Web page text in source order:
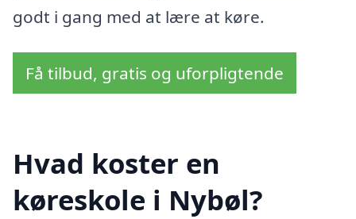
godt i gang med at lære at køre.
Få tilbud, gratis og uforpligtende
Hvad koster en
køreskole i Nybøl?